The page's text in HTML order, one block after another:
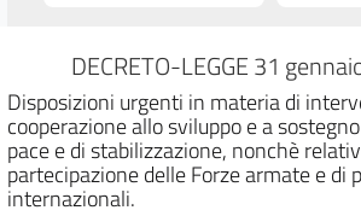
DECRETO-LEGGE 31
Disposizioni urgenti in materia di
cooperazione allo sviluppo e a
pace e di stabilizzazione, nonchè
partecipazione delle Forze armate e di
internazionali.